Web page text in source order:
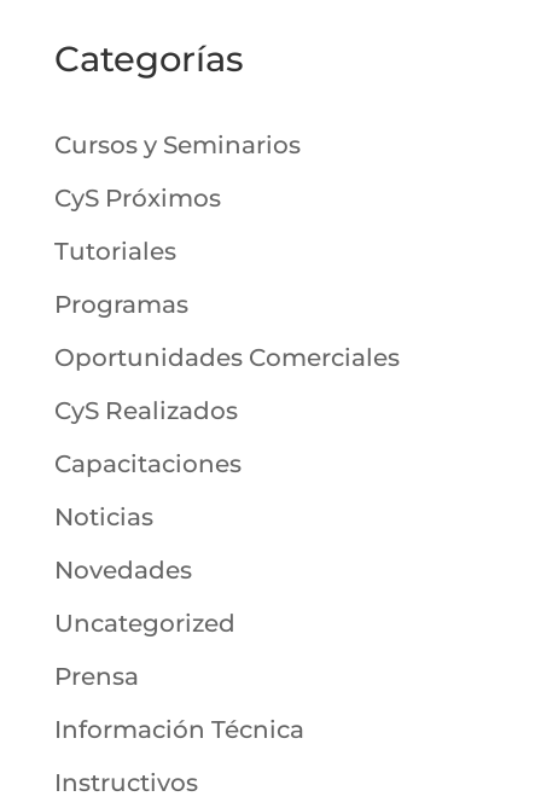
Categorías
Cursos y Seminarios
CyS Próximos
Tutoriales
Programas
Oportunidades Comerciales
CyS Realizados
Capacitaciones
Noticias
Novedades
Uncategorized
Prensa
Información Técnica
Instructivos